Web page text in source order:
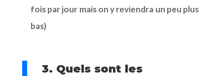
fois par jour mais on y reviendra un peu plus
bas)
3. Quels sont les